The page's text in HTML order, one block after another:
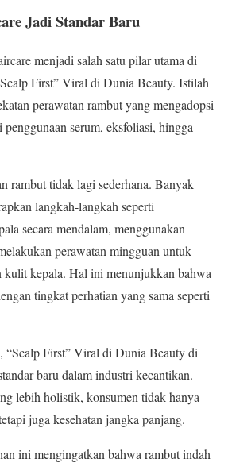
Jadi Standar Baru
menjadi salah satu pilar utama di
First” Viral di Dunia Beauty. Istilah
perawatan rambut yang mengadopsi
serum, eksfoliasi, hingga
rambut tidak lagi sederhana. Banyak
langkah-langkah seperti
secara mendalam, menggunakan
perawatan mingguan untuk
kulit kepala. Hal ini menunjukkan bahwa
tingkat perhatian yang sama seperti
“Scalp First” Viral di Dunia Beauty di
baru dalam industri kecantikan.
lebih holistik, konsumen tidak hanya
juga kesehatan jangka panjang.
ini mengingatkan bahwa rambut indah